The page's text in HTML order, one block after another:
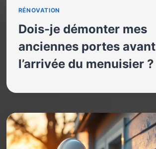
RÉNOVATION
Dois-je démonter mes
anciennes portes avant
l’arrivée du menuisier ?